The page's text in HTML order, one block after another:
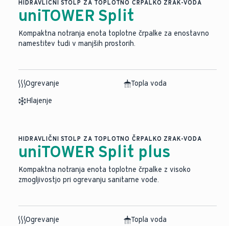
HIDRAVLIČNI STOLP ZA TOPLOTNO ČRPALKO ZRAK-VODA
uniTOWER Split
Kompaktna notranja enota toplotne črpalke za enostavno
namestitev tudi v manjših prostorih.
Ogrevanje
Topla voda
Hlajenje
HIDRAVLIČNI STOLP ZA TOPLOTNO ČRPALKO ZRAK-VODA
uniTOWER Split plus
Kompaktna notranja enota toplotne črpalke z visoko
zmogljivostjo pri ogrevanju sanitarne vode.
Ogrevanje Topla voda